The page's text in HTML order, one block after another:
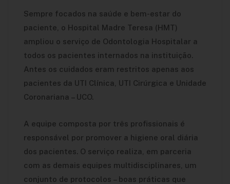
Sempre focados na saúde e bem-estar do
paciente, o Hospital Madre Teresa (HMT)
ampliou o serviço de Odontologia Hospitalar a
todos os pacientes internados na instituição.
Antes os cuidados eram restritos apenas aos
pacientes da UTI Clínica, UTI Cirúrgica e Unidade
Coronariana – UCO.
A equipe composta por três profissionais é
responsável por promover a higiene oral diária
dos pacientes. O serviço realiza, em parceria
com as demais equipes multidisciplinares, um
conjunto de protocolos – boas práticas que